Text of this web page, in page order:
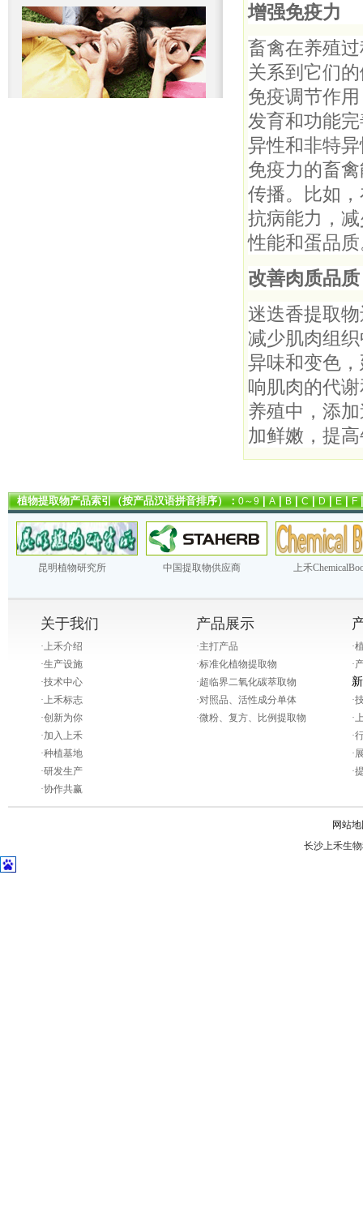
增强免疫力
畜禽在养殖
关系到它们
免疫调节作
发育和功能
异性和非特
免疫力的畜
传播。比如
抗病能力，
性能和蛋品
改善肉质品质
迷迭香提取
减少肌肉组
异味和变色
响肌肉的代
养殖中，添
加鲜嫩，提
植物提取物产品索引（按产品汉语拼音排序）：0～9|A|B|C|D|E|F
昆明植物研究所 中国提取物供应商 上禾
关于我们
·上禾介绍
·生产设施
·技术中心
·上禾标志
·创新为你
·加入上禾
·种植基地
·研发生产
·协作共赢
产品展示
·主打产品
·标准化植物提取物
·超临界二氧化碳萃取物
·对照品、活性成分单体
·微粉、复方、比例提取物
·
·
·
·
·
·
·
网站
长沙上禾生物